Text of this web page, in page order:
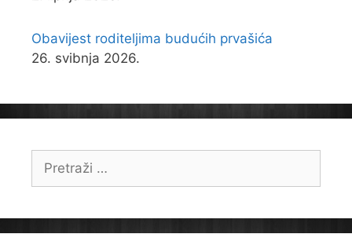
Obavijest roditeljima budućih prvašića
26. svibnja 2026.
Pretraži: